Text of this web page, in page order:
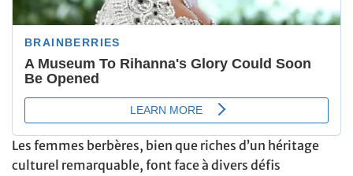
Les femmes berbères, bien que riches d’un héritage
culturel remarquable, font face à divers défis